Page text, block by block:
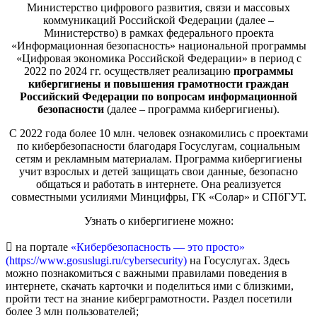
Министерство цифрового развития, связи и массовых
коммуникаций Российской Федерации (далее –
Министерство) в рамках федерального проекта
«Информационная безопасность» национальной программы
«Цифровая экономика Российской Федерации» в период с
2022 по 2024 гг. осуществляет реализацию программы
кибергигиены и повышения грамотности граждан
Российский Федерации по вопросам информационной
безопасности (далее – программа кибергигиены).
С 2022 года более 10 млн. человек ознакомились с проектами
по кибербезопасности благодаря Госуслугам, социальным
сетям и рекламным материалам. Программа кибергигиены
учит взрослых и детей защищать свои данные, безопасно
общаться и работать в интернете. Она реализуется
совместными усилиями Минцифры, ГК «Солар» и СПбГУТ.
Узнать о кибергигиене можно:
 на портале «Кибербезопасность — это просто»
(https://www.gosuslugi.ru/cybersecurity) на Госуслугах. Здесь
можно познакомиться с важными правилами поведения в
интернете, скачать карточки и поделиться ими с близкими,
пройти тест на знание киберграмотности. Раздел посетили
более 3 млн пользователей;